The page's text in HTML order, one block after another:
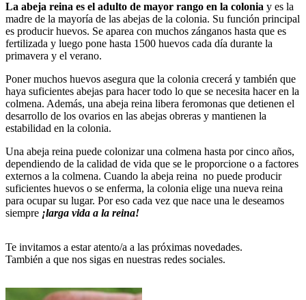
La abeja reina es el adulto de mayor rango en la colonia y es la
madre de la mayoría de las abejas de la colonia. Su función principal
es producir huevos. Se aparea con muchos zánganos hasta que es
fertilizada y luego pone hasta 1500 huevos cada día durante la
primavera y el verano.
Poner muchos huevos asegura que la colonia crecerá y también que
haya suficientes abejas para hacer todo lo que se necesita hacer en la
colmena. Además, una abeja reina libera feromonas que detienen el
desarrollo de los ovarios en las abejas obreras y mantienen la
estabilidad en la colonia.
Una abeja reina puede colonizar una colmena hasta por cinco años,
dependiendo de la calidad de vida que se le proporcione o a factores
externos a la colmena. Cuando la abeja reina no puede producir
suficientes huevos o se enferma, la colonia elige una nueva reina
para ocupar su lugar. Por eso cada vez que nace una le deseamos
siempre ¡larga vida a la reina!
Te invitamos a estar atento/a a las próximas novedades.
También a que nos sigas en nuestras redes sociales.